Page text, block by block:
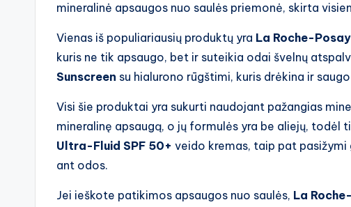
mineralinė apsaugos nuo saulės priemonė, skirta
Vienas iš populiariausių produktų yra La Roche-
kuris ne tik apsaugo, bet ir suteikia odai švelnų
Sunscreen su hialurono rūgštimi, kuris drėkina ir
Visi šie produktai yra sukurti naudojant pažangias
mineralinę apsaugą, o jų formulės yra be aliejų, todėl
Ultra-Fluid SPF 50+ veido kremas, taip pat
ant odos.
Jei ieškote patikimos apsaugos nuo saulės, La